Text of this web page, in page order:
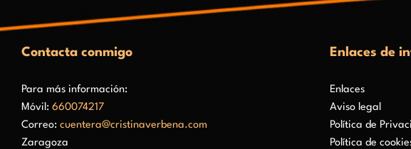
Contacta conmigo
Para más información:
Móvil: 660074217
Correo: cuentera@cristinaverbena.com
Zaragoza
Enlaces de
Enlaces
Aviso legal
Política de
Política de